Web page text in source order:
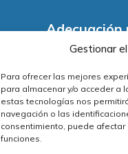
Gestionar
Para ofrecer las mejores
para almacenar y/o acceder a
estas tecnologías nos
navegación o las
consentimiento, puede
funciones.
Política de
Política de
Términos y